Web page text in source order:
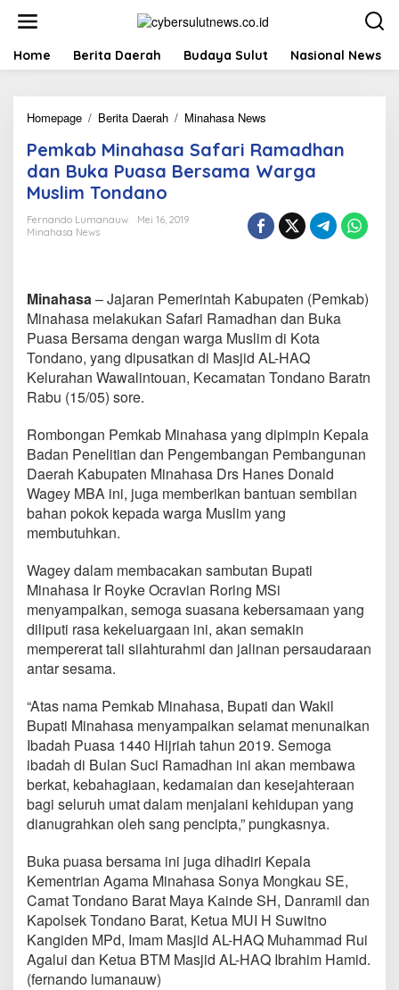
t
Home Berita Daerah Budaya Sulut Nasional News
Homepage / Berita Daerah / Minahasa News
m
k
a
M
a
s
a
S
a
f
R
a
m
a
d
h
d
a
n
B
u
k
a
s
a
B
e
r
s
a
a
W
a
r
g
a
M
u
Pemkab Minahasa Safari Ramadhan
dan Buka Puasa Bersama Warga
Muslim Tondano
Fernando Lumanauw
Mei 16, 2019
Minahasa News
Minahasa– Jajaran Pemerintah Kabupaten (Pemkab)
Minahasa melakukan Safari Ramadhan dan Buka
Puasa Bersama dengan warga Muslim di Kota
Tondano, yang dipusatkan di Masjid AL-HAQ
Kelurahan Wawalintouan, Kecamatan Tondano Baratn
Rabu (15/05) sore.
Rombongan Pemkab Minahasa yang dipimpin Kepala
Badan Penelitian dan Pengembangan Pembangunan
Daerah Kabupaten Minahasa Drs Hanes Donald
Wagey MBA ini, juga memberikan bantuan sembilan
bahan pokok kepada warga Muslim yang
membutuhkan.
Wagey dalam membacakan sambutan Bupati
Minahasa Ir Royke Ocravian Roring MSi
menyampaikan, semoga suasana kebersamaan yang
diliputi rasa kekeluargaan ini, akan semakin
mempererat tali silahturahmi dan jalinan persaudaraan
antar sesama.
“Atas nama Pemkab Minahasa, Bupati dan Wakil
Bupati Minahasa menyampaikan selamat menunaikan
Ibadah Puasa 1440 Hijriah tahun 2019. Semoga
ibadah di Bulan Suci Ramadhan ini akan membawa
berkat, kebahagiaan, kedamaian dan kesejahteraan
bagi seluruh umat dalam menjalani kehidupan yang
dianugrahkan oleh sang pencipta,” pungkasnya.
Buka puasa bersama ini juga dihadiri Kepala
Kementrian Agama Minahasa Sonya Mongkau SE,
Camat Tondano Barat Maya Kainde SH, Danramil dan
Kapolsek Tondano Barat, Ketua MUI H Suwitno
Kangiden MPd, Imam Masjid AL-HAQ Muhammad Rui
Agalui dan Ketua BTM Masjid AL-HAQ Ibrahim Hamid.
(fernando lumanauw)